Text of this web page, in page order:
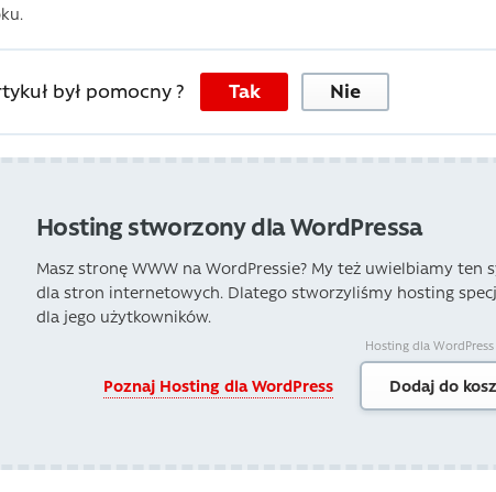
był pomocny ? Tak Nie
Hosting stworzony dla WordPressa
Masz stronę WWW na WordPressie? My też uwielbiamy ten
dla stron internetowych. Dlatego stworzyliśmy hosting
dla jego użytkowników.
Poznaj Hosting dla WordPress
Hosting dla WordPress
Dodaj do